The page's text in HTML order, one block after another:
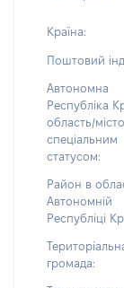
Країна:
Поштовий
Автономна
Республіка
область/місто
спеціальним
статусом:
Район в
Автономній
Республіці
громада: